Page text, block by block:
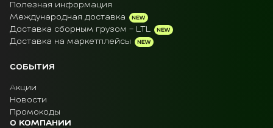
Полезная информация
Международная доставка
Доставка сборным грузом - LTL
Доставка на маркетплейсы
СОБЫТИЯ
Акции
Новости
Промокоды
О КОМПАНИИ